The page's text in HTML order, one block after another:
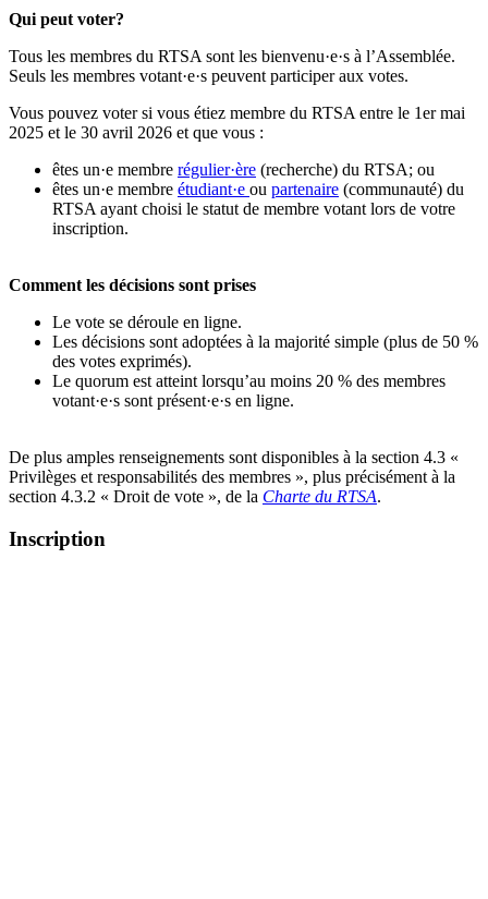
Qui peut voter?
Tous les membres du RTSA sont les bienvenu·e·s à l’Assemblée.
Seuls les membres votant·e·s peuvent participer aux votes.
Vous pouvez voter si vous étiez membre du RTSA entre le 1er mai
2025 et le 30 avril 2026 et que vous :
êtes un·e membre régulier·ère (recherche) du RTSA; ou
êtes un·e membre étudiant·e ou partenaire (communauté) du
RTSA ayant choisi le statut de membre votant lors de votre
inscription.
Comment les décisions sont prises
Le vote se déroule en ligne.
Les décisions sont adoptées à la majorité simple (plus de 50 %
des votes exprimés).
Le quorum est atteint lorsqu’au moins 20 % des membres
votant·e·s sont présent·e·s en ligne.
De plus amples renseignements sont disponibles à la section 4.3 «
Privilèges et responsabilités des membres », plus précisément à la
section 4.3.2 « Droit de vote », de la Charte du RTSA.
Inscription